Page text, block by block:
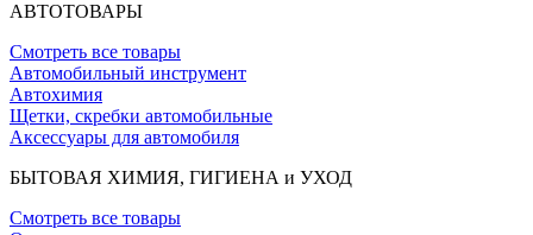
АВТОТОВАРЫ
Смотреть все товары
Автомобильный инструмент
Автохимия
Щетки, скребки автомобильные
Аксессуары для автомобиля
БЫТОВАЯ ХИМИЯ, ГИГИЕНА и УХОД
Смотреть все товары